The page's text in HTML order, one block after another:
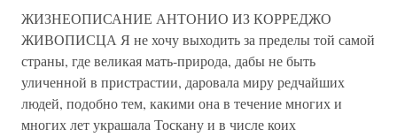
ЖИЗНЕОПИСАНИЕ АНТОНИО ИЗ КОРРЕДЖО
ЖИВОПИСЦА Я не хочу выходить за пределы той самой
страны, где великая мать-природа, дабы не быть
уличенной в пристрастии, даровала миру редчайших
людей, подобно тем, какими она в течение многих и
многих лет украшала Тоскану и в числе коих